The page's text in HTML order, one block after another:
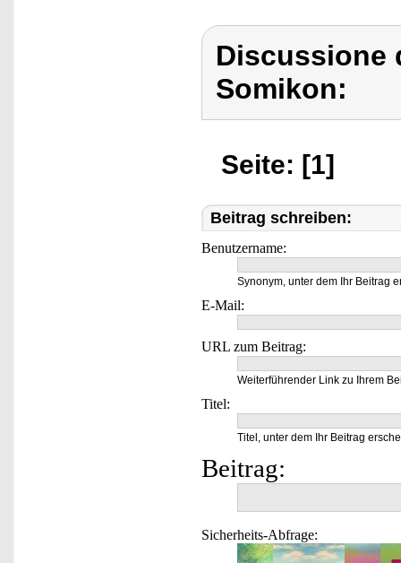
Discussione
Somikon:
Seite: [1]
Beitrag schreiben:
Benutzername:
Synonym, unter dem Ihr Beitrag
E-Mail:
URL zum Beitrag:
Weiterführender Link zu Ihrem
Titel:
Titel, unter dem Ihr Beitrag
Beitrag:
Sicherheits-Abfrage: